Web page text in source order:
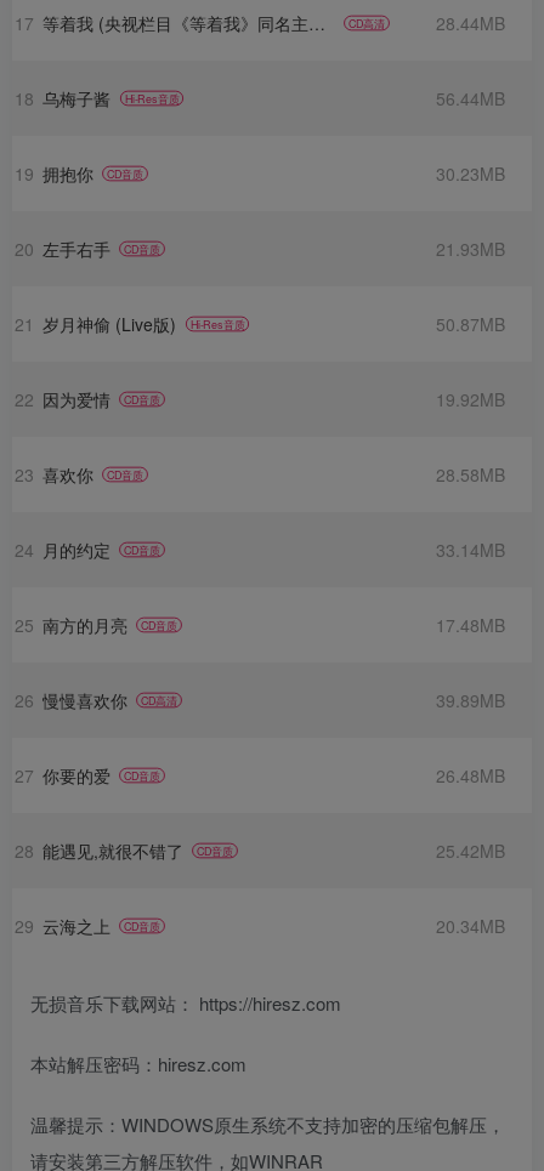
17 等着我 (央视栏目《等着我》同名主题曲) CD高清 28.44MB
18 乌梅子酱 Hi-Res音质 56.44MB
19 拥抱你 CD音质 30.23MB
20 左手右手 CD音质 21.93MB
21 岁月神偷 (Live版) Hi-Res音质 50.87MB
22 因为爱情 CD音质 19.92MB
23 喜欢你 CD音质 28.58MB
24 月的约定 CD音质 33.14MB
25 南方的月亮 CD音质 17.48MB
26 慢慢喜欢你 CD高清 39.89MB
27 你要的爱 CD音质 26.48MB
28 能遇见,就很不错了 CD音质 25.42MB
29 云海之上 CD音质 20.34MB
无损音乐下载网站： https://hiresz.com
本站解压密码：hiresz.com
温馨提示：WINDOWS原生系统不支持加密的压缩包解压，
请安装第三方解压软件，如WINRAR